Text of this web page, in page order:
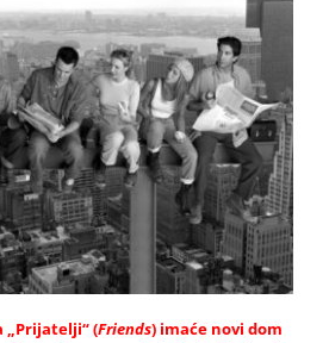
„Prijatelji“ (Friends) imaće novi dom